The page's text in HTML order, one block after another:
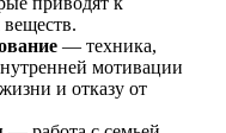
— техника,
мотивации
и отказу от